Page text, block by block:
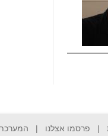
התנגדויות
בזק-יס? -
| פרסמו אצלנו |